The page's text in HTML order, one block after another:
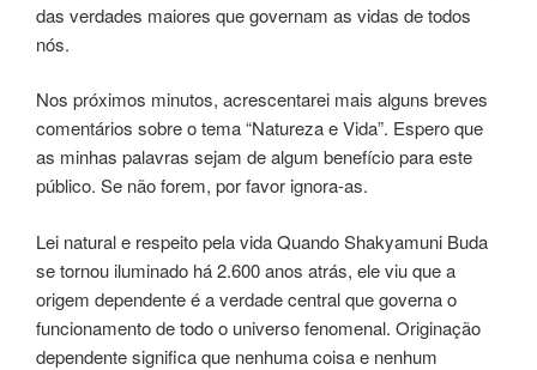
das verdades maiores que governam as vidas de todos
nós.
Nos próximos minutos, acrescentarei mais alguns breves
comentários sobre o tema “Natureza e Vida”. Espero que
as minhas palavras sejam de algum benefício para este
público. Se não forem, por favor ignora-as.
Lei natural e respeito pela vida Quando Shakyamuni Buda
se tornou iluminado há 2.600 anos atrás, ele viu que a
origem dependente é a verdade central que governa o
funcionamento de todo o universo fenomenal. Originação
dependente significa que nenhuma coisa e nenhum